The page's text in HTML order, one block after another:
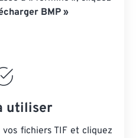
BMP »
utiliser
fichiers TIF et cliquez